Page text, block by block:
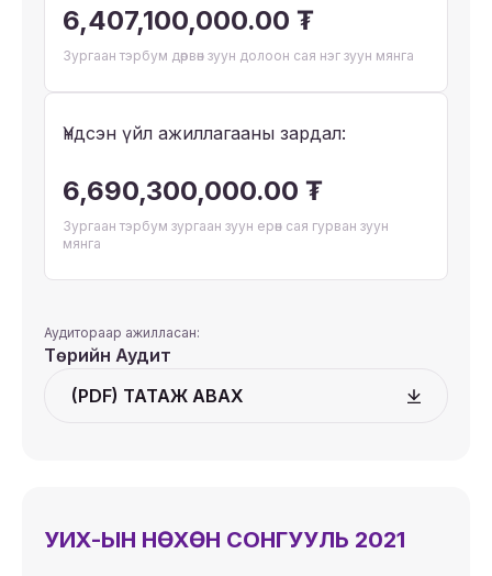
6,407,100,000.00 ₮
Зургаан тэрбум дөрвөн зуун долоон сая нэг зуун мянга
Үндсэн үйл ажиллагааны зардал:
6,690,300,000.00 ₮
Зургаан тэрбум зургаан зуун ерөн сая гурван зуун
мянга
Аудитораар ажилласан:
Төрийн Аудит
(PDF) ТАТАЖ АВАХ
УИХ-ЫН НӨХӨН СОНГУУЛЬ 2021